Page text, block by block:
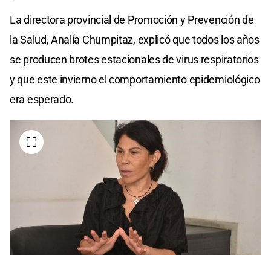
La directora provincial de Promoción y Prevención de
la Salud, Analía Chumpitaz, explicó que todos los años
se producen brotes estacionales de virus respiratorios
y que este invierno el comportamiento epidemiológico
era esperado.